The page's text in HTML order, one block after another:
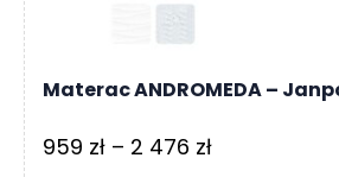
E
R
A
C
A
K
Materac ANDROMEDA –
959 zł – 2 476 złZakres